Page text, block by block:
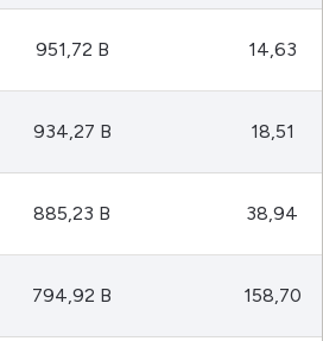
951,72 B 14,63
934,27 B 18,51
885,23 B 38,94
794,92 B 158,70